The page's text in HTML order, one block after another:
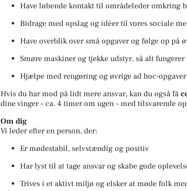
Have løbende kontakt til områdeleder omkring
Bidrage med opslag og idéer til vores sociale
Have overblik over små opgaver og følge op på
Smøre maskiner og tjekke udstyr, så alt
Hjælpe med rengøring og øvrige ad hoc-opgaver
Hvis du har mod på lidt mere ansvar, kan du også få
dine vinger – ca. 4 timer om ugen – med tilsvarende
Om dig
Vi leder efter en person, der:
Er mødestabil, selvstændig og positiv
Har lyst til at tage ansvar og skabe gode
Trives i et aktivt miljø og elsker at møde folk